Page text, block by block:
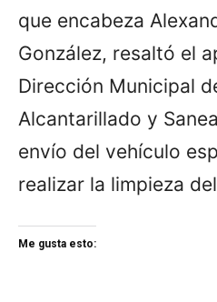
que encabeza
González, resaltó el
Dirección Municipal
Alcantarillado y
envío del vehículo
realizar la limpieza
Me gusta esto: